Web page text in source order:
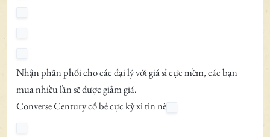
Nhận phân phối cho các đại lý với giá sỉ cực mềm, các bạn
mua nhiều lần sẽ được giảm giá.
Converse Century cổ bẻ cực kỳ xi tin nè